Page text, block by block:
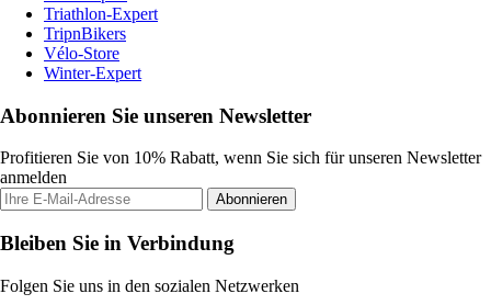
Triathlon-Expert
TripnBikers
Vélo-Store
Winter-Expert
Abonnieren Sie unseren Newsletter
Profitieren Sie von 10% Rabatt, wenn Sie sich für unseren Newsletter
anmelden
Abonnieren
Bleiben Sie in Verbindung
Folgen Sie uns in den sozialen Netzwerken